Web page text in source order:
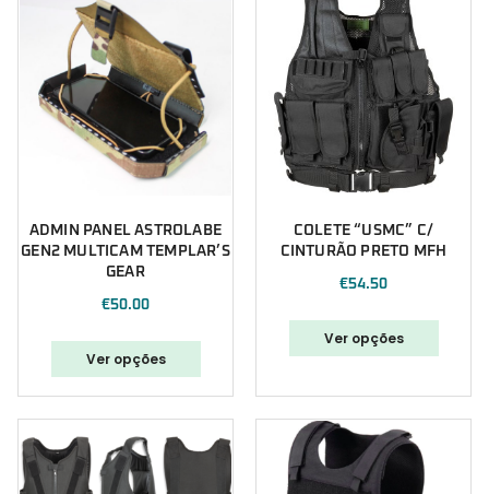
ADMIN PANEL ASTROLABE
GEN2 MULTICAM TEMPLAR’S
GEAR
€50.00
Ver opções
COLETE “USMC” C/
CINTURÃO PRETO MFH
€54.50
Ver opções